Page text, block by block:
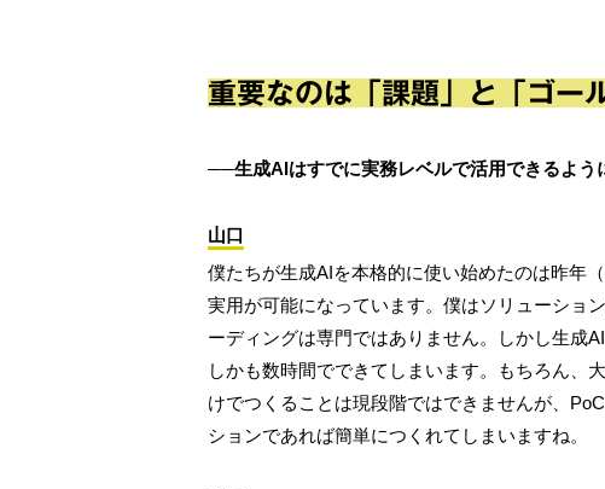
重要なのは「課題」と「ゴー
──生成AIはすでに実務レベルで活用できるよう
山口
僕たちが生成AIを本格的に使い始めたのは昨年
実用が可能になっています。僕はソリューショ
ーディングは専門ではありません。しかし生成
しかも数時間でできてしまいます。もちろん、
けでつくることは現段階ではできませんが、
ションであれば簡単につくれてしまいますね。